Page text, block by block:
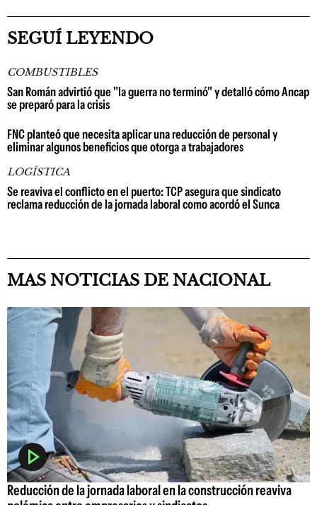
SEGUÍ LEYENDO
COMBUSTIBLES
San Román advirtió que "la guerra no terminó" y detalló cómo Ancap
se preparó para la crisis
FNC planteó que necesita aplicar una reducción de personal y
eliminar algunos beneficios que otorga a trabajadores
LOGÍSTICA
Se reaviva el conflicto en el puerto: TCP asegura que sindicato
reclama reducción de la jornada laboral como acordó el Sunca
MAS NOTICIAS DE NACIONAL
Reducción de la jornada laboral en la construcción reaviva